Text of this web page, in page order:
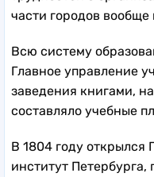
части городов
Всю систему
Главное управление
заведения книгами,
составляло учебные
В 1804 году открылся
институт